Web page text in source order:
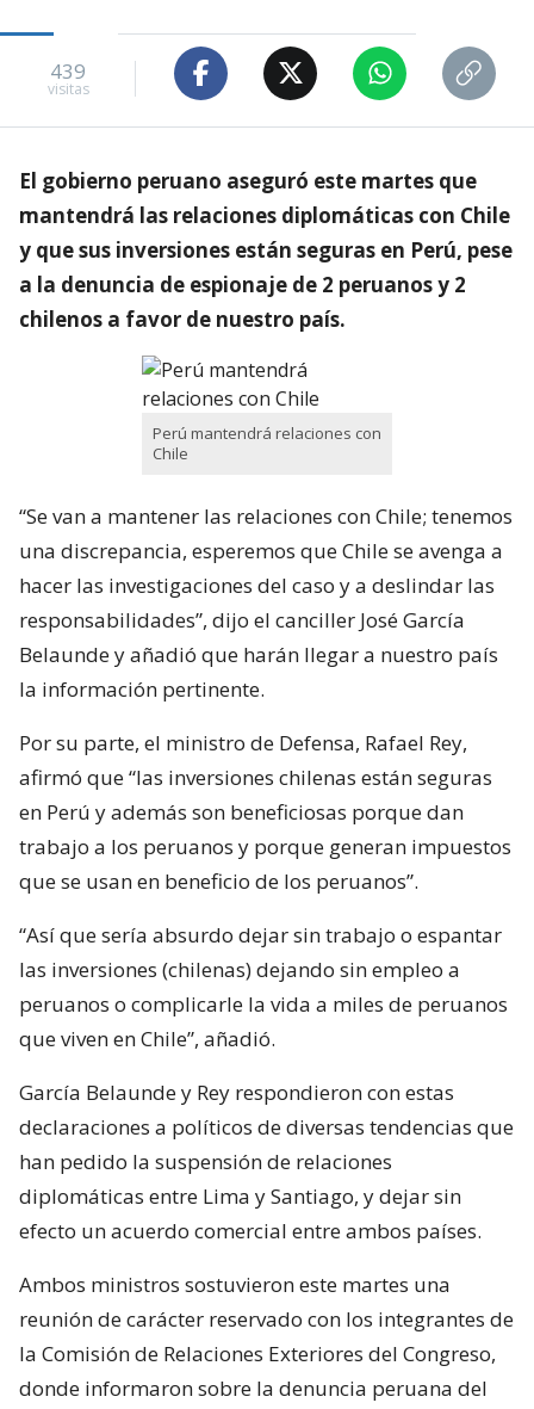
439
visitas
El gobierno peruano aseguró este martes que
mantendrá las relaciones diplomáticas con Chile
y que sus inversiones están seguras en Perú, pese
a la denuncia de espionaje de 2 peruanos y 2
chilenos a favor de nuestro país.
Perú mantendrá relaciones con
Chile
“Se van a mantener las relaciones con Chile; tenemos
una discrepancia, esperemos que Chile se avenga a
hacer las investigaciones del caso y a deslindar las
responsabilidades”, dijo el canciller José García
Belaunde y añadió que harán llegar a nuestro país
la información pertinente.
Por su parte, el ministro de Defensa, Rafael Rey,
afirmó que “las inversiones chilenas están seguras
en Perú y además son beneficiosas porque dan
trabajo a los peruanos y porque generan impuestos
que se usan en beneficio de los peruanos”.
“Así que sería absurdo dejar sin trabajo o espantar
las inversiones (chilenas) dejando sin empleo a
peruanos o complicarle la vida a miles de peruanos
que viven en Chile”, añadió.
García Belaunde y Rey respondieron con estas
declaraciones a políticos de diversas tendencias que
han pedido la suspensión de relaciones
diplomáticas entre Lima y Santiago, y dejar sin
efecto un acuerdo comercial entre ambos países.
Ambos ministros sostuvieron este martes una
reunión de carácter reservado con los integrantes de
la Comisión de Relaciones Exteriores del Congreso,
donde informaron sobre la denuncia peruana del